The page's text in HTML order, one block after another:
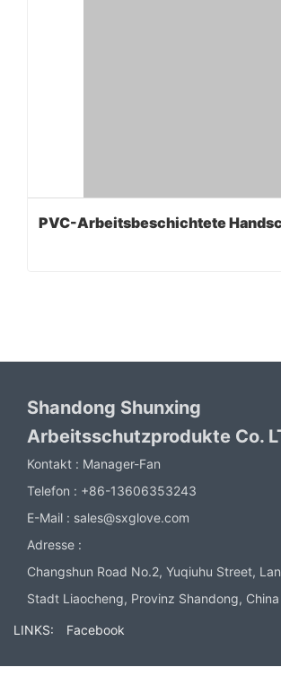
PVC-Arbeitsbeschichtete
Shandong Shunxing
Arbeitsschutzprodukte Co.
Kontakt : Manager-Fan
Telefon : +86-13606353243
E-Mail : sales@sxglove.com
Adresse :
Changshun Road No.2, Yuqiuhu Street,
Stadt Liaocheng, Provinz Shandong, China
LINKS: Facebook